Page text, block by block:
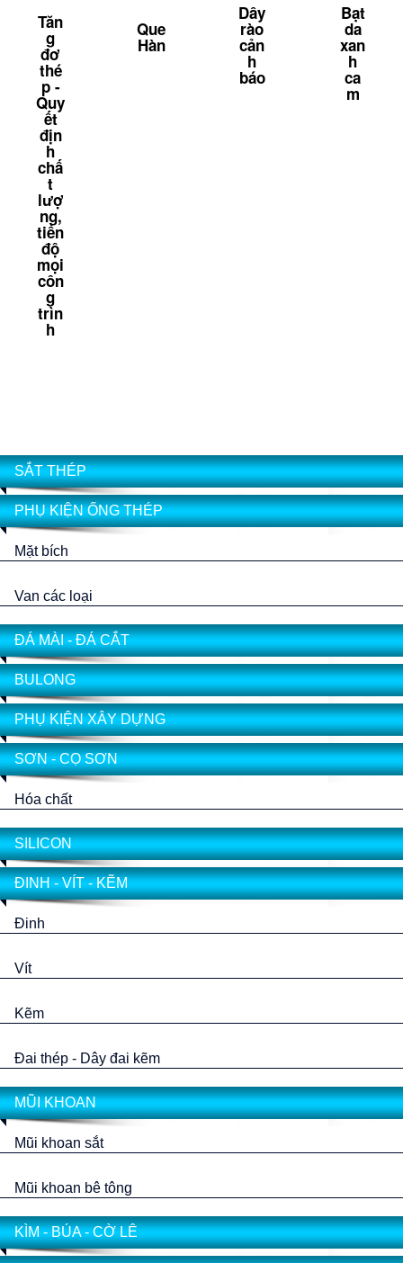
Tăn
g
đơ
thé
p -
Quy
ết
địn
h
chấ
t
lượ
ng,
tiến
độ
mọi
côn
g
trìn
h
Que
Hàn
Dây
rào
cản
h
báo
Bạt
da
xan
h
ca
m
SẮT THÉP
PHỤ KIỆN ỐNG THÉP
Mặt bích
Van các loại
ĐÁ MÀI - ĐÁ CẮT
BULONG
PHỤ KIỆN XÂY DỰNG
SƠN - CỌ SƠN
Hóa chất
SILICON
ĐINH - VÍT - KẼM
Đinh
Vít
Kẽm
Đai thép - Dây đai kẽm
MŨI KHOAN
Mũi khoan sắt
Mũi khoan bê tông
KÌM - BÚA - CỜ LÊ